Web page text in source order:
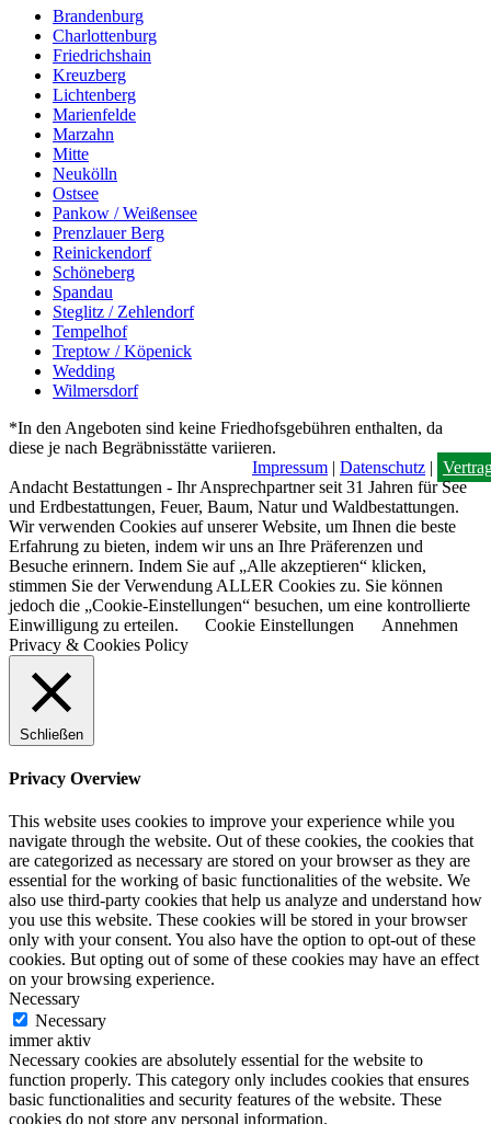
Brandenburg
Charlottenburg
Friedrichshain
Kreuzberg
Lichtenberg
Marienfelde
Marzahn
Mitte
Neukölln
Ostsee
Pankow / Weißensee
Prenzlauer Berg
Reinickendorf
Schöneberg
Spandau
Steglitz / Zehlendorf
Tempelhof
Treptow / Köpenick
Wedding
Wilmersdorf
*In den Angeboten sind keine Friedhofsgebühren enthalten, da
diese je nach Begräbnisstätte variieren.
Impressum | Datenschutz |
Andacht Bestattungen - Ihr Ansprechpartner seit 31 Jahren für See
und Erdbestattungen, Feuer, Baum, Natur und Waldbestattungen.
Wir verwenden Cookies auf unserer Website, um Ihnen die beste
Erfahrung zu bieten, indem wir uns an Ihre Präferenzen und
Besuche erinnern. Indem Sie auf „Alle akzeptieren“ klicken,
stimmen Sie der Verwendung ALLER Cookies zu. Sie können
jedoch die „Cookie-Einstellungen“ besuchen, um eine kontrollierte
Einwilligung zu erteilen.
Cookie Einstellungen
Annehmen
Privacy & Cookies Policy
Schließen
Privacy Overview
This website uses cookies to improve your experience while you
navigate through the website. Out of these cookies, the cookies that
are categorized as necessary are stored on your browser as they are
essential for the working of basic functionalities of the website. We
also use third-party cookies that help us analyze and understand how
you use this website. These cookies will be stored in your browser
only with your consent. You also have the option to opt-out of these
cookies. But opting out of some of these cookies may have an effect
on your browsing experience.
Necessary
Necessary
immer aktiv
Necessary cookies are absolutely essential for the website to
function properly. This category only includes cookies that ensures
basic functionalities and security features of the website. These
cookies do not store any personal information.